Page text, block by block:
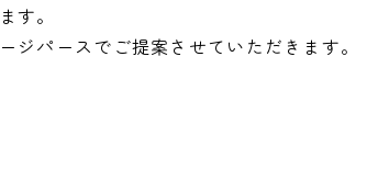
す。
パースでご提案させていただきます。